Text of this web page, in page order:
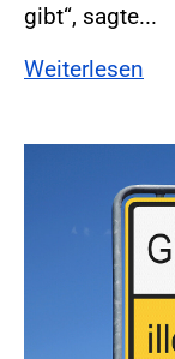
gibt“, sagte...
Weiterlesen